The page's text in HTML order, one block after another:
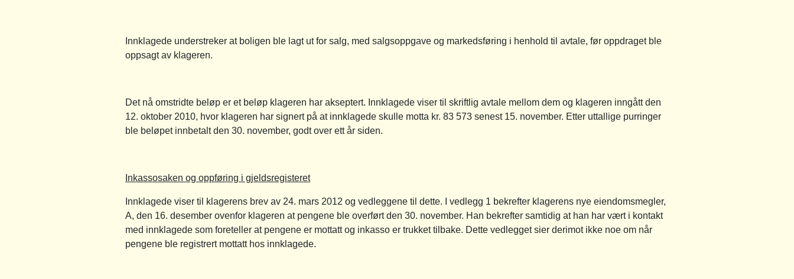
Innklagede understreker at boligen ble lagt ut for salg, med salgsoppgave og markedsføring i henhold til avtale, før oppdraget ble
oppsagt av klageren.
Det nå omstridte beløp er et beløp klageren har akseptert. Innklagede viser til skriftlig avtale mellom dem og klageren inngått den
12. oktober 2010, hvor klageren har signert på at innklagede skulle motta kr. 83 573 senest 15. november. Etter uttallige purringer
ble beløpet innbetalt den 30. november, godt over ett år siden.
Inkassosaken og oppføring i gjeldsregisteret
Innklagede viser til klagerens brev av 24. mars 2012 og vedleggene til dette. I vedlegg 1 bekrefter klagerens nye eiendomsmegler,
A, den 16. desember ovenfor klageren at pengene ble overført den 30. november. Han bekrefter samtidig at han har vært i kontakt
med innklagede som foreteller at pengene er mottatt og inkasso er trukket tilbake. Dette vedlegget sier derimot ikke noe om når
pengene ble registrert mottatt hos innklagede.